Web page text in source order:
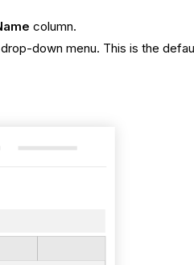
column.
drop-down menu. This is the